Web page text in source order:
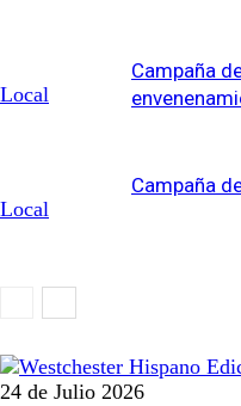
Local
Campaña
Local
Campaña
24 de Julio 2026